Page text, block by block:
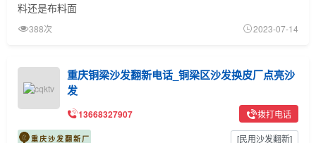
料还是布料面
388次 2023-07-14
重庆铜梁沙发翻新电话_铜梁区沙发换皮厂点亮沙
发
13668327907 拨打电话
重庆沙发翻新厂 [民用沙发翻新]